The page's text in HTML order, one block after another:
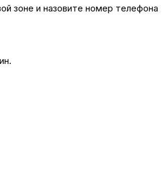
зоне и назовите номер телефона